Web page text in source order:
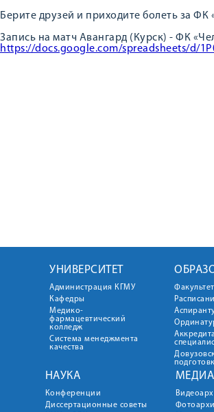
Берите друзей и приходите болеть за
Запись на матч Авангард (Курск) - ФК
https://docs.google.com/spreadsheets/d/
УНИВЕРСИТЕТ
Администрация КГМУ
Кафедры
Медико-
фармацевтический
колледж
Система менеджмента
качества
НАУКА
Конференции
Диссертационные советы
МЕДИА